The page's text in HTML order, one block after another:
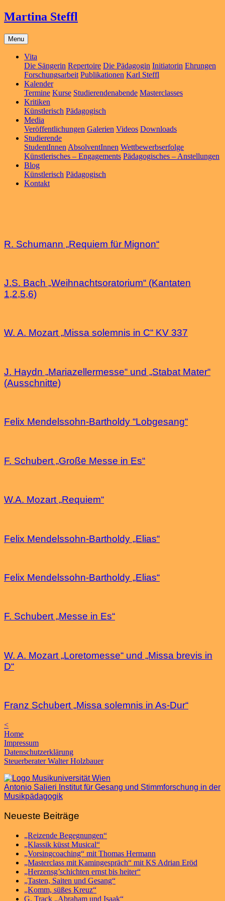
Martina Steffl
Menu
Vita
Die Sängerin Repertoire Die Pädagogin Initiatorin Ehrungen
Forschungsarbeit Publikationen Karl Steffl
Kalender
Termine Kurse Studierendenabende Masterclasses
Kritiken
Künstlerisch Pädagogisch
Media
Veröffentlichungen Galerien Videos Downloads
Studierende
StudentInnen AbsolventInnen Wettbewerbserfolge
Künstlerisches – Engagements Pädagogisches – Anstellungen
Blog
Künstlerisch Pädagogisch
Kontakt
R. Schumann „Requiem für Mignon“
J.S. Bach „Weihnachtsoratorium“ (Kantaten
1,2,5,6)
W. A. Mozart „Missa solemnis in C“ KV 337
J. Haydn „Mariazellermesse“ und „Stabat Mater“
(Ausschnitte)
Felix Mendelssohn-Bartholdy “Lobgesang“
F. Schubert „Große Messe in Es“
W.A. Mozart „Requiem“
Felix Mendelssohn-Bartholdy „Elias“
Felix Mendelssohn-Bartholdy „Elias“
F. Schubert „Messe in Es“
W. A. Mozart „Loretomesse“ und „Missa brevis in
D“
Franz Schubert „Missa solemnis in As-Dur“
<
Home
Impressum
Datenschutzerklärung
Steuerberater Walter Holzbauer
Antonio Salieri Institut für Gesang und Stimmforschung in der
Musikpädagogik
Neueste Beiträge
„Reizende Begegnungen“
„Klassik küsst Musical“
„Vorsingcoaching“ mit Thomas Hermann
„Masterclass mit Kamingespräch“ mit KS Adrian Eröd
„Herzensg’schichten ernst bis heiter“
„Tasten, Saiten und Gesang“
„Komm, süßes Kreuz“
G. Track „Abraham und Isaak“